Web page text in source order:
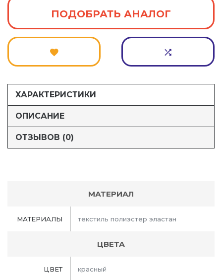
ПОДОБРАТЬ АНАЛОГ
ХАРАКТЕРИСТИКИ
ОПИСАНИЕ
ОТЗЫВОВ (0)
МАТЕРИАЛ
МАТЕРИАЛЫ текстиль полиэстер эластан
ЦВЕТА
ЦВЕТ красный